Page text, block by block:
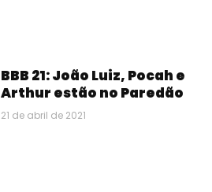
BBB 21: João Luiz, Pocah e
Arthur estão no Paredão
21 de abril de 2021